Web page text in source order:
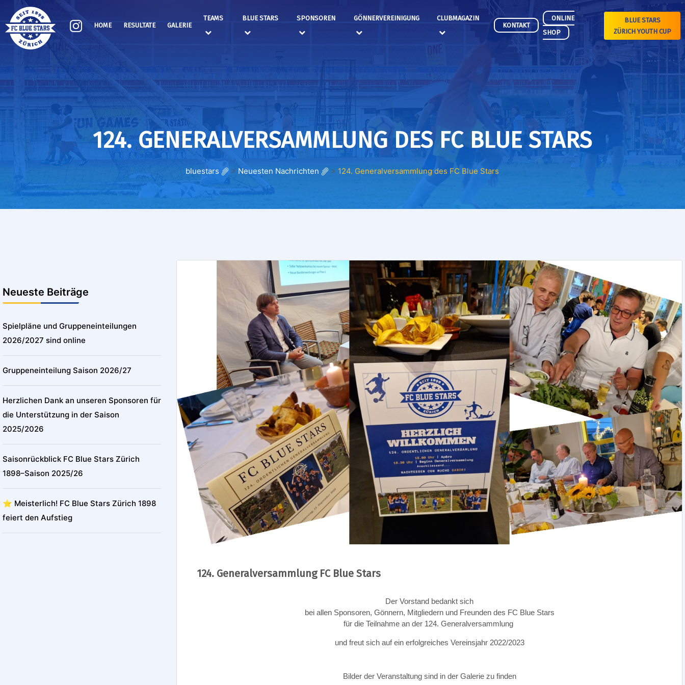
HOME RESULTATE GALERIE
TEAMS BLUE STARS SPONSOREN GÖNNERVEREINIGUNG
CLUBMAGAZIN
KONTAKT
ONLINE
SHOP
BLUE STARS
ZÜRICH YOUTH CUP
124. GENERALVERSAMMLUNG DES FC BLUE STARS
bluestars > Neuesten Nachrichten > 124. Generalversammlung des FC Blue Stars
Neueste Beiträge
Spielpläne und Gruppeneinteilungen
2026/2027 sind online
Gruppeneinteilung Saison 2026/27
Herzlichen Dank an unseren Sponsoren für
die Unterstützung in der Saison
2025/2026
Saisonrückblick FC Blue Stars Zürich
1898–Saison 2025/26
⭐️ Meisterlich! FC Blue Stars Zürich 1898
feiert den Aufstieg
124. Generalversammlung FC Blue Stars
Der Vorstand bedankt sich
bei allen Sponsoren, Gönnern, Mitgliedern und Freunden des FC Blue Stars
für die Teilnahme an der 124. Generalversammlung
und freut sich auf ein erfolgreiches Vereinsjahr 2022/2023
Bilder der Veranstaltung sind in der Galerie zu finden